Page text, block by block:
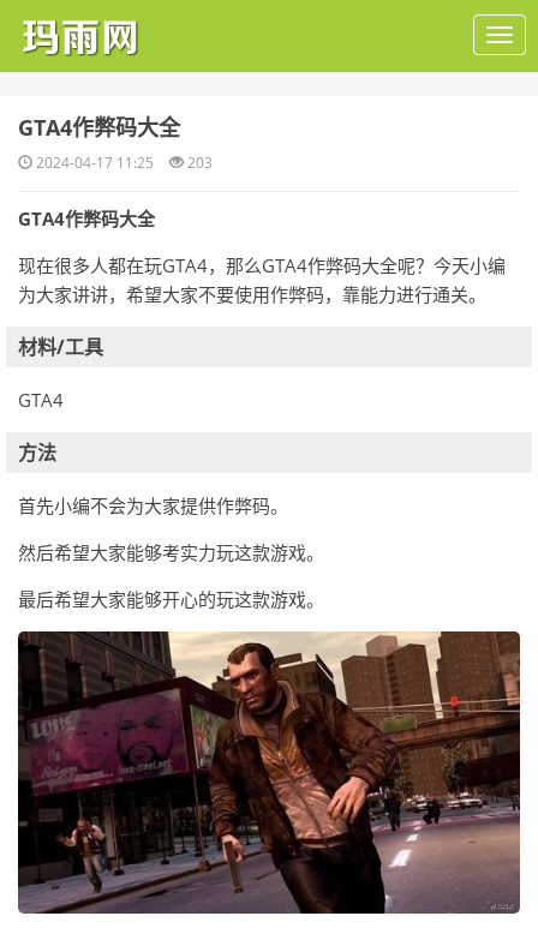
​GTA4作弊码大全
2024-04-17 11:25 203
GTA4作弊码大全
现在很多人都在玩GTA4，那么GTA4作弊码大全呢？今天小编
为大家讲讲，希望大家不要使用作弊码，靠能力进行通关。
材料/工具
GTA4
方法
首先小编不会为大家提供作弊码。
然后希望大家能够考实力玩这款游戏。
最后希望大家能够开心的玩这款游戏。